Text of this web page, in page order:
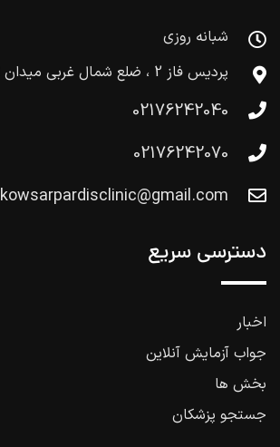
شبانه روزی
پردیس فاز 2 ، ضلع شمال غربی میدان امام
02176242040
02176242070
kowsarpardisclinic@gmail.com
دسترسی سریع
اخبار
جواب آزمایش آنلاین
بخش ها
جستجو پزشکان